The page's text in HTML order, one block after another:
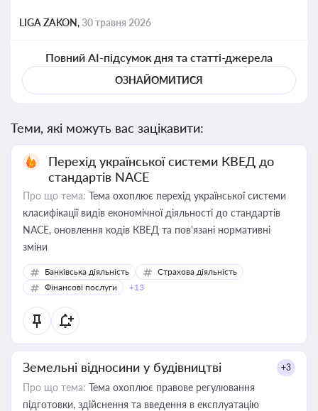
LIGA ZAKON,30 травня 2026
Повний AI-підсумок дня та статті-джерела
ОЗНАЙОМИТИСЯ
Теми, які можуть вас зацікавити:
Перехід української системи КВЕД до
стандартів NACE
Про що тема: Тема охоплює перехід української системи
класифікації видів економічної діяльності до стандартів
NACE, оновлення кодів КВЕД та пов'язані нормативні
зміни
Банківська діяльність
Страхова діяльність
Фінансові послуги
+13
Земельні відносини у будівництві +3
Про що тема: Тема охоплює правове регулювання
підготовки, здійснення та введення в експлуатацію